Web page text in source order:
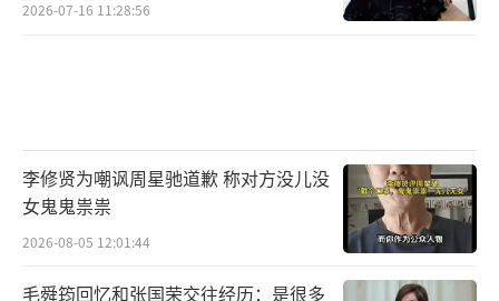
2026-07-16 11:28:56
李修贤为嘲讽周星驰道歉 称对方没儿没
女鬼鬼祟祟
2026-08-05 12:01:44
毛舜筠回忆和张国荣交往经历：是很多